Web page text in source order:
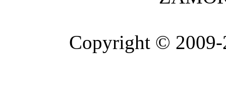
Copyright ©